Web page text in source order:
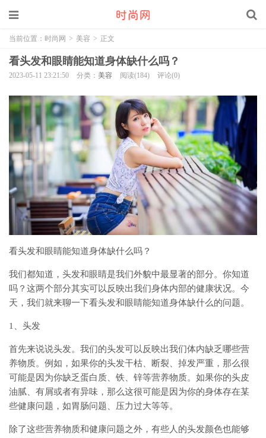
当前位置： 时尚网 > 美容 > 正文
看头发和眼睛能知道身体缺什么吗？
2023-05-11 23:21:50 分类： 美容 阅读(184) 评论(0)
看头发和眼睛能知道身体缺什么吗？
我们都知道，头发和眼睛是我们外貌中最显著的部分。你知道
吗？这两个部分其实可以反映出我们身体内部的健康状况。今
天，我们就来聊一下看头发和眼睛能知道身体缺什么的问题。
1、头发
首先来说说头发。我们的头发可以反映出我们体内缺乏哪些营
养物质。例如，如果你的头发干枯、断裂、掉发严重，那么很
可能是因为你缺乏蛋白质、铁、锌等营养物质。如果你的头皮
油腻、有屑或者有异味，那么这很可能是因为你的身体存在某
些健康问题，如胃肠问题、压力过大等等。
除了这些营养物质和健康问题之外，有些人的头发颜色也能够